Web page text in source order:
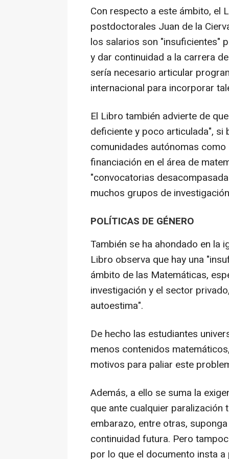
Con respecto a este ámbito, el
postdoctorales Juan de la
los salarios son "insuficientes"
y dar continuidad a la carrera
sería necesario articular
internacional para incorporar
El Libro también advierte de
deficiente y poco articulada",
comunidades autónomas como
financiación en el área de
"convocatorias
muchos grupos de
POLÍTICAS DE GÉNERO
También se ha ahondado en la
Libro observa que hay una
ámbito de las Matemáticas,
investigación y el sector
autoestima".
De hecho las estudiantes
menos contenidos
motivos para paliar este
Además, a ello se suma la
que ante cualquier
embarazo, entre otras,
continuidad futura. Pero
por lo que el documento insta